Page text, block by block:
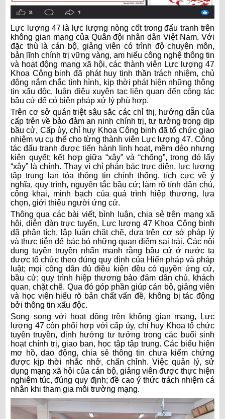
Lực lượng 47 là lực lượng nòng cốt trong đấu tranh trên
không gian mạng của Quân đội nhân dân Việt Nam. Với
đặc thù là cán bộ, giảng viên có trình độ chuyên môn,
bản lĩnh chính trị vững vàng, am hiểu công nghệ thông tin
và hoạt động mạng xã hội, các thành viên Lực lượng 47
Khoa Công binh đã phát huy tinh thần trách nhiệm, chủ
động nắm chắc tình hình, kịp thời phát hiện những thông
tin xấu độc, luận điệu xuyên tạc liên quan đến công tác
bầu cử để có biện pháp xử lý phù hợp.
Trên cơ sở quán triệt sâu sắc các chỉ thị, hướng dẫn của
cấp trên về bảo đảm an ninh chính trị, tư tưởng trong dịp
bầu cử, Cấp ủy, chỉ huy Khoa Công binh đã tổ chức giao
nhiệm vụ cụ thể cho từng thành viên Lực lượng 47. Công
tác đấu tranh được tiến hành linh hoạt, mềm dẻo nhưng
kiên quyết; kết hợp giữa “xây” và “chống”, trong đó lấy
“xây” là chính. Thay vì chỉ phản bác trực diện, lực lượng
tập trung lan tỏa thông tin chính thống, tích cực về ý
nghĩa, quy trình, nguyên tắc bầu cử; làm rõ tính dân chủ,
công khai, minh bạch của quá trình hiệp thương, lựa
chọn, giới thiệu người ứng cử.
Thông qua các bài viết, bình luận, chia sẻ trên mạng xã
hội, diễn đàn trực tuyến, Lực lượng 47 Khoa Công binh
đã phân tích, lập luận chặt chẽ, dựa trên cơ sở pháp lý
và thực tiễn để bác bỏ những quan điểm sai trái. Các nội
dung tuyên truyền nhấn mạnh rằng bầu cử ở nước ta
được tổ chức theo đúng quy định của Hiến pháp và pháp
luật; mọi công dân đủ điều kiện đều có quyền ứng cử,
bầu cử; quy trình hiệp thương bảo đảm dân chủ, khách
quan, chặt chẽ. Qua đó góp phần giúp cán bộ, giảng viên
và học viên hiểu rõ bản chất vấn đề, không bị tác động
bởi thông tin xấu độc.
Song song với hoạt động trên không gian mạng, Lực
lượng 47 còn phối hợp với cấp ủy, chỉ huy Khoa tổ chức
tuyên truyền, định hướng tư tưởng trong các buổi sinh
hoạt chính trị, giao ban, học tập tập trung. Các biểu hiện
mơ hồ, dao động, chia sẻ thông tin chưa kiểm chứng
được kịp thời nhắc nhở, chấn chỉnh. Việc quản lý, sử
dụng mạng xã hội của cán bộ, giảng viên được thực hiện
nghiêm túc, đúng quy định; đề cao ý thức trách nhiệm cá
nhân khi tham gia môi trường mạng.